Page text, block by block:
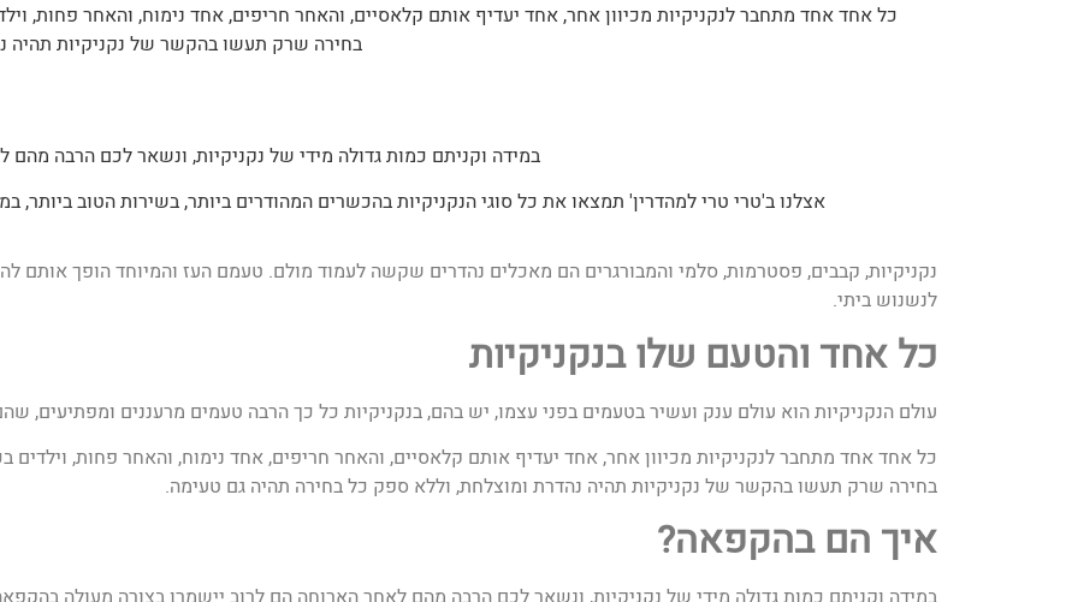
כל אחד אחד מתחבר לנקניקיות מכיוון אחר, אחד יעדיף אותם קלאסיים, והאחר חריפים, אחד נימוח, והאחר פחות,
בחירה שרק תעשו בהקשר של נקניקיות תהיה
במידה וקניתם כמות גדולה מידי של נקניקיות, ונשאר לכם הרבה
אצלנו ב'טרי טרי למהדרין' תמצאו את כל סוגי הנקניקיות בהכשרים המהודרים ביותר, בשירות הטוב ביותר,
נקניקיות, קבבים, פסטרמות, סלמי והמבורגרים הם מאכלים נהדרים שקשה לעמוד מולם. טעמם העז והמיוחד הופך אותם
לנשנוש ביתי.
כל אחד והטעם שלו בנקניקיות
עולם הנקניקיות הוא עולם ענק ועשיר בטעמים בפני עצמו, יש בהם, בנקניקיות כל כך הרבה טעמים מרעננים
כל אחד אחד מתחבר לנקניקיות מכיוון אחר, אחד יעדיף אותם קלאסיים, והאחר חריפים, אחד נימוח, והאחר פחות,
בחירה שרק תעשו בהקשר של נקניקיות תהיה נהדרת ומוצלחת, וללא ספק כל בחירה תהיה גם טעימה.
איך הם בהקפאה?